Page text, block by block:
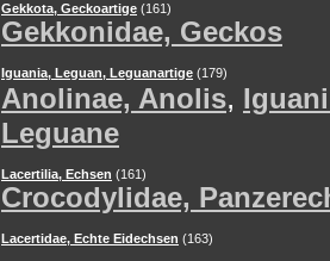
Gekkota, Geckoartige (161)
Gekkonidae, Geckos
Iguania, Leguan, Leguanartige (179)
Anolinae, Anolis,
Leguane
Lacertilia, Echsen (161)
Crocodylidae,
Lacertidae, Echte Eidechsen (163)